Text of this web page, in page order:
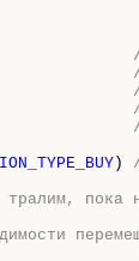
)
пока